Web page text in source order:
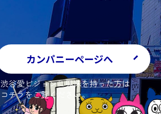
カンパニーページへ
渋谷愛ビジョンに興味を持った方は
コチラをご覧ください。